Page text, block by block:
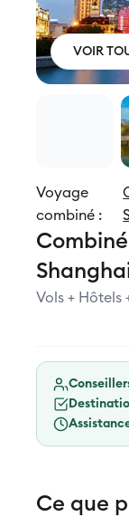
VOIR
Voyage
combiné :
Vols + Hôtels
Ce que